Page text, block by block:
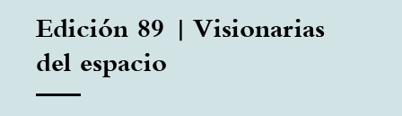
Edición 89 | Visionarias
del espacio